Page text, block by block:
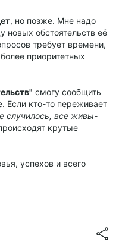
, но позже. Мне надо
новых обстоятельств её
требует времени,
приоритетных
смогу сообщить
Если кто-то переживает
случилось, все живы-
крутые
успехов и всего